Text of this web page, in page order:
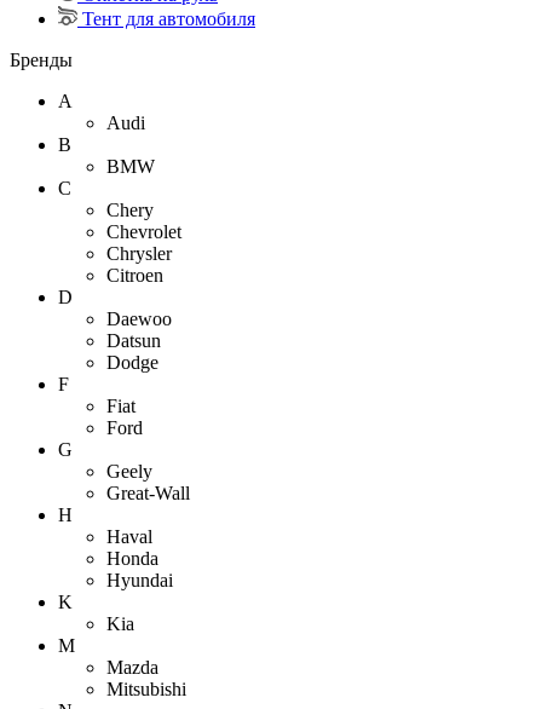
Тент для автомобиля
Бренды
A
Audi
B
BMW
C
Chery
Chevrolet
Chrysler
Citroen
D
Daewoo
Datsun
Dodge
F
Fiat
Ford
G
Geely
Great-Wall
H
Haval
Honda
Hyundai
K
Kia
M
Mazda
Mitsubishi